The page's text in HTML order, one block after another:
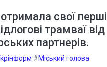
свої перші
трамваї від
партнерів.
#Міський голова